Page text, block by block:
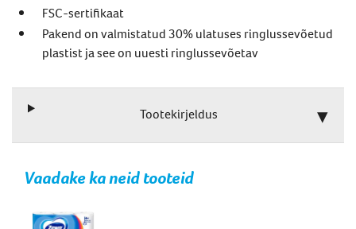
FSC-sertifikaat
Pakend on valmistatud 30% ulatuses ringlussevõetud
plastist ja see on uuesti ringlussevõetav
Tootekirjeldus
Vaadake ka neid tooteid